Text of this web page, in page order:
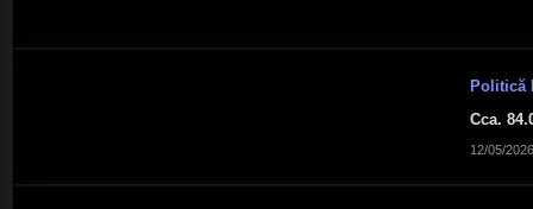
Politică
Cca.
12/05/2026